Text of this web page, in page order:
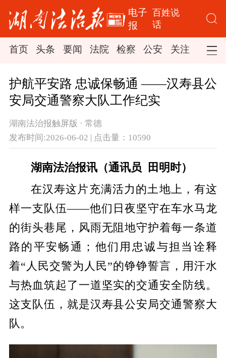
电子
报
百姓说
话
首页 头条 要闻 法院 检察 公安 关注 司法
护航平安路 忠诚保畅通 ——汉寿县公
安局交通警察大队工作纪实
湖南法治报触屏版 · 常德
发布时间:2026-06-02 | 点击量：10590
湖南法治报讯（通讯员 田明时）
在汉寿这片充满活力的土地上，有这
样一支队伍——他们日夜坚守在车水马龙
的街头巷尾，风雨无阻地守护着每一条道
路的平安畅通；他们用忠诚与担当诠释
着“人民交警为人民”的铮铮誓言，用汗水
与热血筑起了一道坚实的交通安全防线。
这支队伍，就是汉寿县公安局交通警察大
队。